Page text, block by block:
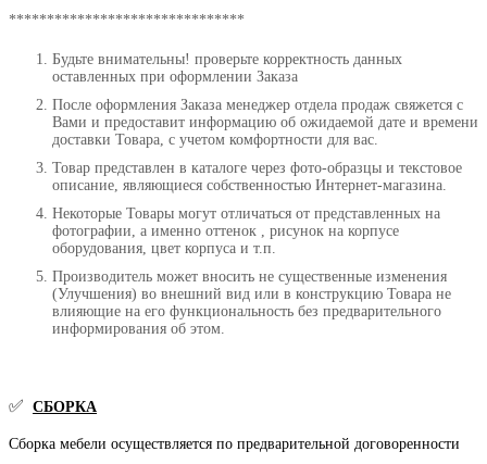
*******************************
Будьте внимательны! проверьте корректность данных
оставленных при оформлении Заказа
После оформления Заказа менеджер отдела продаж свяжется с
Вами и предоставит информацию об ожидаемой дате и времени
доставки Товара, с учетом комфортности для вас.
Товар представлен в каталоге через фото-образцы и текстовое
описание, являющиеся собственностью Интернет-магазина.
Некоторые Товары могут отличаться от представленных на
фотографии, а именно оттенок , рисунок на корпусе
оборудования, цвет корпуса и т.п.
Производитель может вносить не существенные изменения
(Улучшения) во внешний вид или в конструкцию Товара не
влияющие на его функциональность без предварительного
информирования об этом.
✅ СБОРКА
Сборка мебели осуществляется по предварительной договоренности